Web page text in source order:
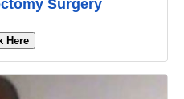
Surgery
Here